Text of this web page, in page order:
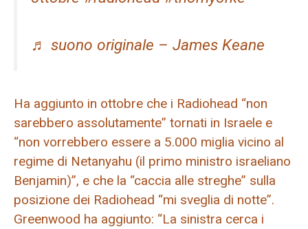
♬ suono originale – James Keane
Ha aggiunto in ottobre che i Radiohead “non
sarebbero assolutamente” tornati in Israele e
“non vorrebbero essere a 5.000 miglia vicino al
regime di Netanyahu (il primo ministro israeliano
Benjamin)”, e che la “caccia alle streghe” sulla
posizione dei Radiohead “mi sveglia di notte”.
Greenwood ha aggiunto: “La sinistra cerca i